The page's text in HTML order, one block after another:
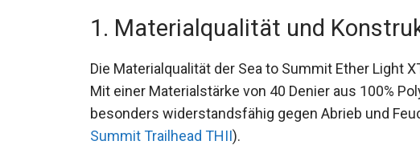
1. Materialqualität und
Die Materialqualität der Sea to Summit Ether Light
Mit einer Materialstärke von 40 Denier aus 100%
sie besonders widerstandsfähig gegen Abrieb
Summit Trailhead THII).